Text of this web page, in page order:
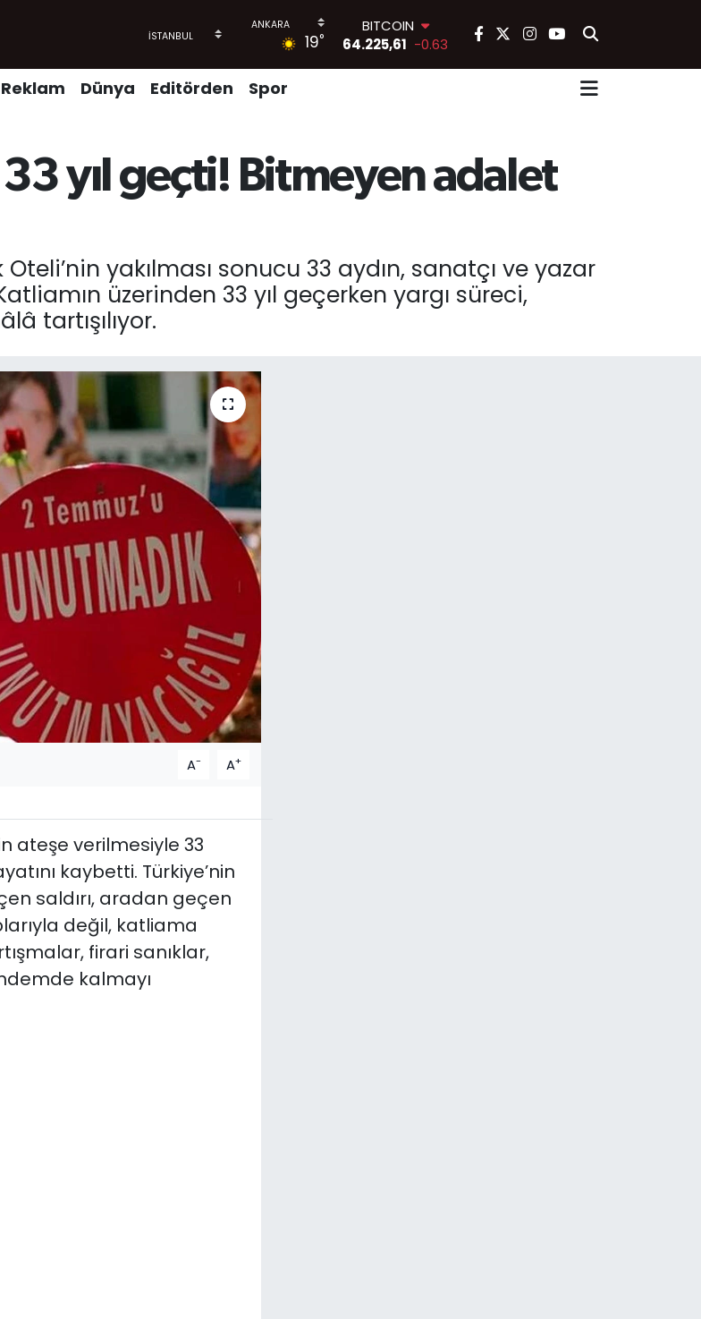
19°
64.225,61
-0.63
DOLAR
6510.40 0.45
BİST100
Dünya Editörden Spor
yıl geçti! Bitmeyen adalet
yakılması sonucu 33 aydın, sanatçı ve yazar
üzerinden 33 yıl geçerken yargı süreci,
tartışılıyor.
A- A+
ateşe verilmesiyle 33
kaybetti. Türkiye’nin
saldırı, aradan geçen
değil, katliama
firari sanıklar,
kalmayı